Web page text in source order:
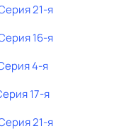
21-я
16-я
4-я
17-я
21-я